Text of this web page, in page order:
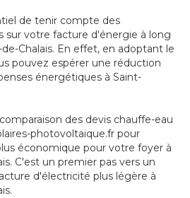
de tenir compte des
sur votre facture d'énergie à long
Chalais. En effet, en adoptant le
pouvez espérer une réduction
énergétiques à Saint-
des devis chauffe-eau
photovoltaique.fr pour
économique pour votre foyer à
C'est un premier pas vers un
d'électricité plus légère à